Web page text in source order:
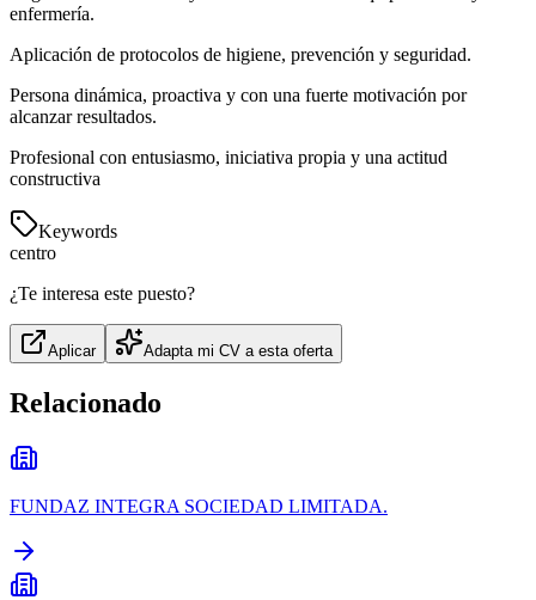
enfermería.
Aplicación de protocolos de higiene, prevención y seguridad.
Persona dinámica, proactiva y con una fuerte motivación por
alcanzar resultados.
Profesional con entusiasmo, iniciativa propia y una actitud
constructiva
Keywords
centro
¿Te interesa este puesto?
Aplicar Adapta mi CV a esta oferta
Relacionado
FUNDAZ INTEGRA SOCIEDAD LIMITADA.